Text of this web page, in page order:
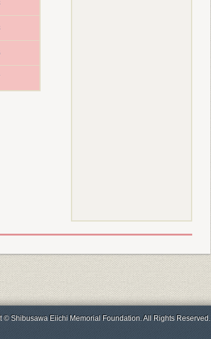
© Shibusawa Eiichi Memorial Foundation. All Rights Reserved.